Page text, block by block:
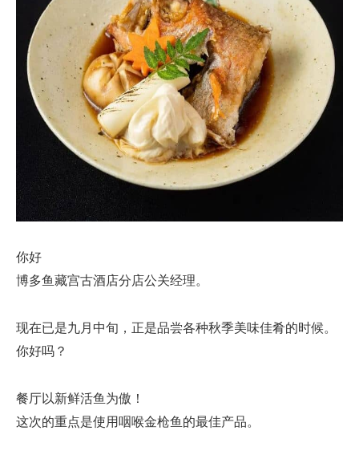
你好
博多鱼藏宫古酒店分店公关经理。
现在已是九月中旬，正是品尝各种秋季美味佳肴的时候。
你好吗？
餐厅以新鲜活鱼为傲！
这次的重点是使用咽喉金枪鱼的最佳产品。